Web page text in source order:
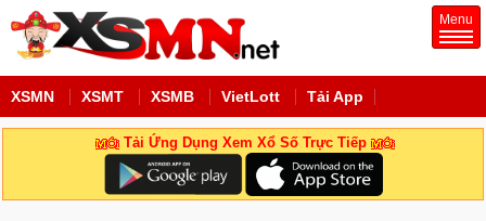
Menu
XSMN XSMT XSMB VietLott Tải App
Tải Ứng Dụng Xem Xổ Số Trực Tiếp